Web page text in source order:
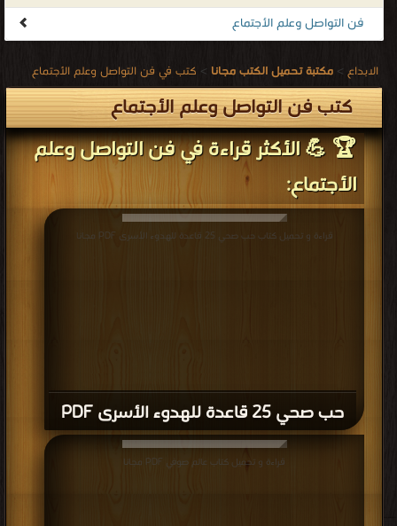
فن التواصل وعلم الأجتماع
الابداع > مكتبة تحميل الكتب مجانا > كتب في فن التواصل وعلم الأجتماع
كتب فن التواصل وعلم الأجتماع
🏆 💪 الأكثر قراءة في فن التواصل وعلم
الأجتماع:
حب صحي 25 قاعدة للهدوء الأسرى PDF
قراءة و تحميل كتاب حب صحي 25 قاعدة للهدوء الأسرى PDF مجانا
قراءة و تحميل كتاب عالم صوفي PDF مجانا